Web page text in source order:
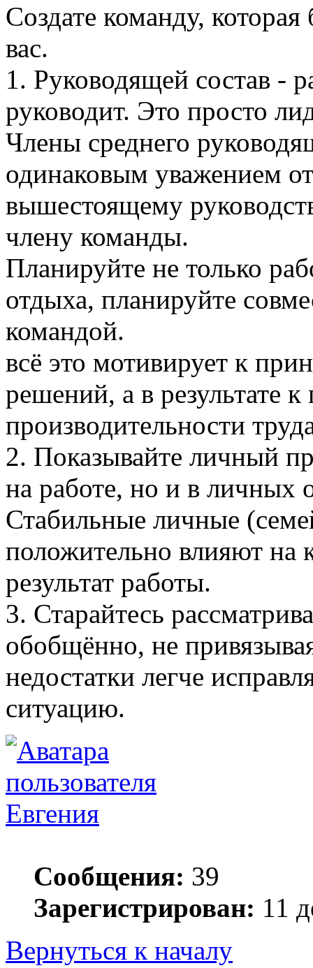
Создате команду, которая
вас.
1. Руководящей состав -
руководит. Это просто
Члены среднего
одинаковым уважением
вышестоящему
члену команды.
Планируйте не только
отдыха, планируйте
командой.
всё это мотивирует к
решений, а в результате
производительности
2. Показывайте личный
на работе, но и в личных
Стабильные личные
положительно влияют на
результат работы.
3. Старайтесь
обобщённо, не
недостатки легче
ситуацию.
Евгения
Сообщения: 39
Зарегистрирован: 11
Вернуться к началу